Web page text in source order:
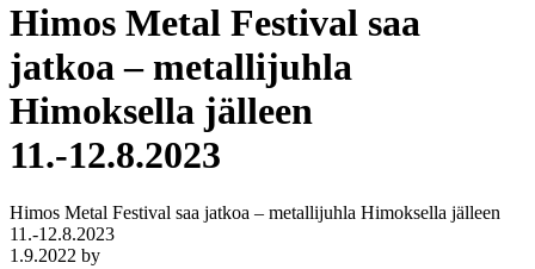
Himos Metal Festival saa
jatkoa – metallijuhla
Himoksella jälleen
11.-12.8.2023
Himos Metal Festival saa jatkoa – metallijuhla Himoksella jälleen
11.-12.8.2023
1.9.2022 by